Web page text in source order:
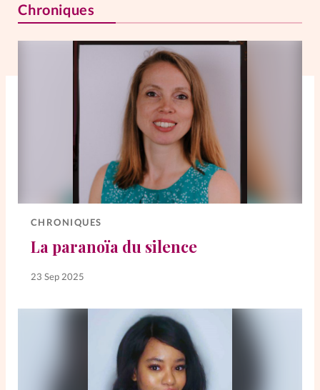
Chroniques
CHRONIQUES
La paranoïa du silence
23 Sep 2025